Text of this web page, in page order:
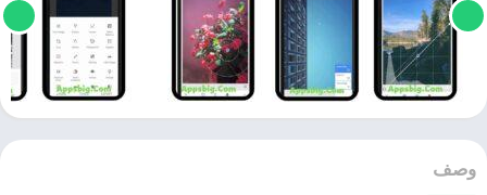
وصف